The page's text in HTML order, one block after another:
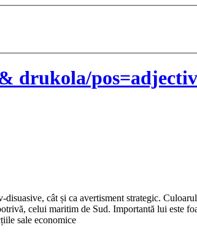
drukola/
cât și ca avertisment strategic.
celui maritim de Sud. Importantă lui este
sale economice